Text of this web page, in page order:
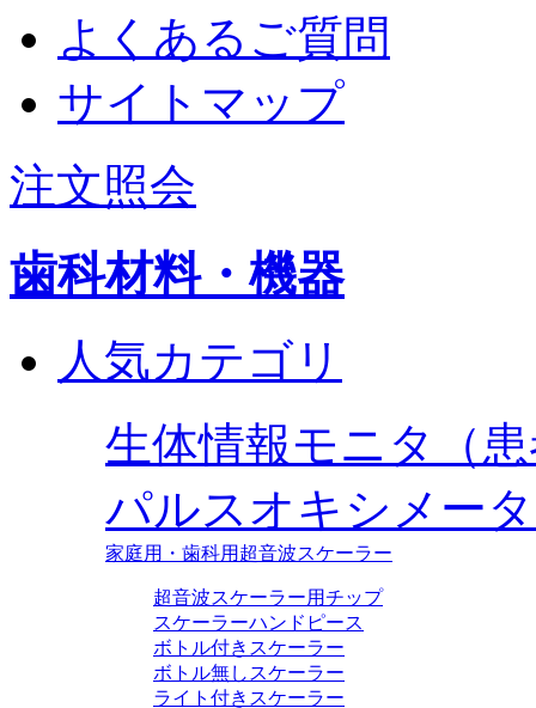
よくあるご質問
サイトマップ
注文照会
歯科材料・機器
人気カテゴリ
生体情報モニタ（
パルスオキシメー
家庭用・歯科用超音波スケーラー
超音波スケーラー用チップ
スケーラーハンドピース
ボトル付きスケーラー
ボトル無しスケーラー
ライト付きスケーラー